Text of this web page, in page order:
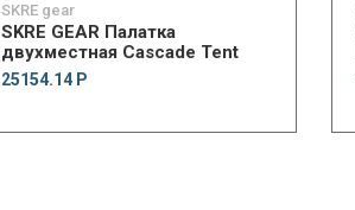
SKRE gear
SKRE GEAR Палатка
двухместная Cascade Tent
25154.14 Р